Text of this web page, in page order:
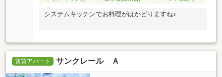
システムキッチンでお料理がはかどりますね♪
賃貸アパート サンクレール Ａ